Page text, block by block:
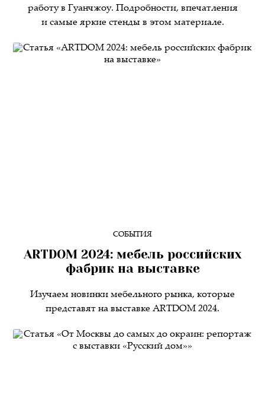
работу в Гуанчжоу. Подробности, впечатления
и самые яркие стенды в этом материале.
СОБЫТИЯ
ARTDOM 2024: мебель российских
фабрик на выставке
Изучаем новинки мебельного рынка, которые
представят на выставке ARTDOM 2024.